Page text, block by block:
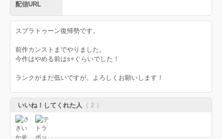
配信URL
スプラトゥーン復帰勢です。
前作カンストまでやりました。
今作はやめる前はs+ぐらいでした！
ランクがまだ低いですが、よろしくお願いします！
いいね！してくれた人 （ 2 ）